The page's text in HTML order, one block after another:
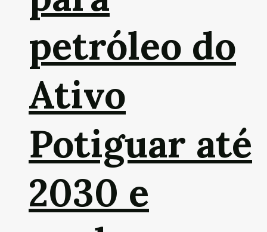
petróleo do
Ativo
Potiguar até
2030 e